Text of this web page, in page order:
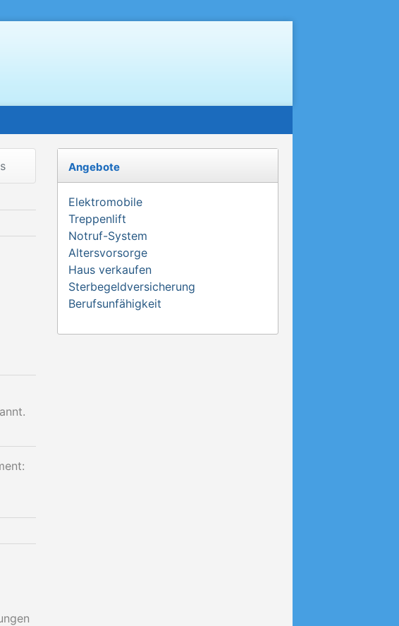
Angebote
Elektromobile
Treppenlift
Notruf-System
Altersvorsorge
Haus verkaufen
Sterbegeldversicherung
Berufsunfähigkeit